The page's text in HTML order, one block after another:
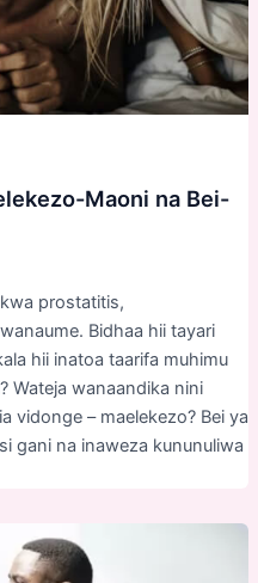
Maoni na Bei-
prostatitis,
Bidhaa hii tayari
hii inatoa taarifa muhimu
Wateja wanaandika nini
vidonge – maelekezo? Bei ya
gani na inaweza kununuliwa